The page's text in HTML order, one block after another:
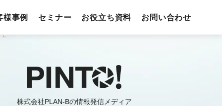
様事例 セミナー お役立ち資料 お問い合わせ
株式会社PLAN-Bの情報発信メディア